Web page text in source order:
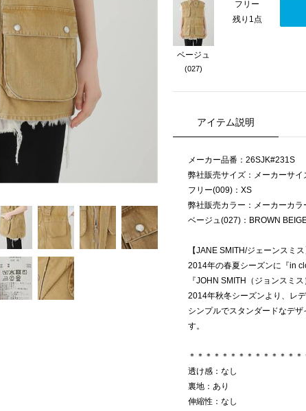
ベージュ
(027)
フリー
残り1点
アイテム説明
メーカー品番：26SJK#231S
弊社販売サイズ：メーカーサイ
フリー(009)：XS
弊社販売カラー：メーカーカラ
ベージュ(027)：BROWN
【JANE SMITH/ジェーンスミス
2014年の春夏シーズンに『in
『JOHN SMITH（ジョンスミス
2014年秋冬シーズンより、レ
シンプルでスタンダードなデ
す。
＊＊＊＊＊＊＊＊＊＊＊＊＊＊
透け感：なし
裏地：あり
伸縮性：なし